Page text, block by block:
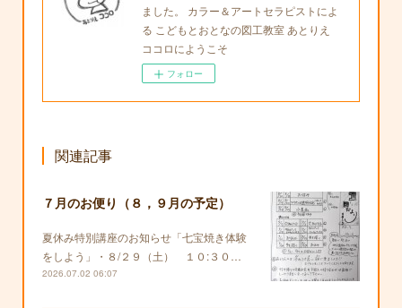
ました。 カラー＆アートセラピストによ
る こどもとおとなの図工教室 あとりえ
ココロにようこそ
フォロー
関連記事
７月のお便り（８，９月の予定）
夏休み特別講座のお知らせ「七宝焼き体験
をしよう」・８/２９（土） １０:３０…
2026.07.02 06:07